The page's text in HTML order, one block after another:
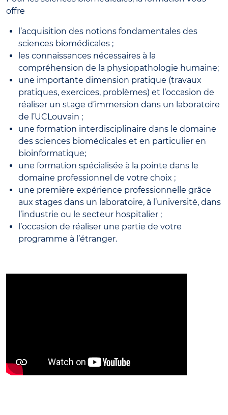
offre
l’acquisition des notions fondamentales des
sciences biomédicales ;
les connaissances nécessaires à la
compréhension de la physiopathologie humaine;
une importante dimension pratique (travaux
pratiques, exercices, problèmes) et l’occasion de
réaliser un stage d’immersion dans un laboratoire
de l’UCLouvain ;
une formation interdisciplinaire dans le domaine
des sciences biomédicales et en particulier en
bioinformatique;
une formation spécialisée à la pointe dans le
domaine professionnel de votre choix ;
une première expérience professionnelle grâce
aux stages dans un laboratoire, à l’université, dans
l’industrie ou le secteur hospitalier ;
l’occasion de réaliser une partie de votre
programme à l’étranger.